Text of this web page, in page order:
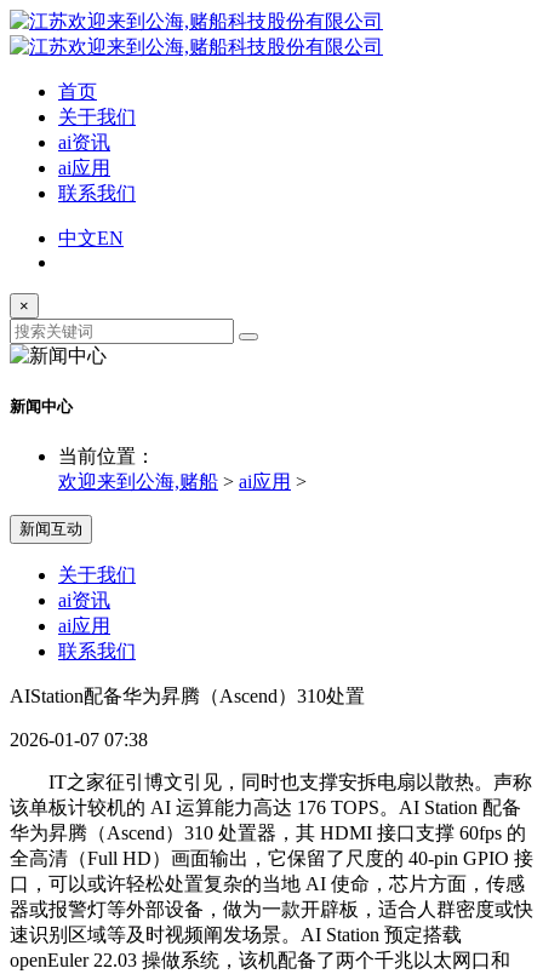
首页
关于我们
ai资讯
ai应用
联系我们
中文EN
×
新闻中心
当前位置：
欢迎来到公海,赌船 > ai应用 >
新闻互动
关于我们
ai资讯
ai应用
联系我们
AIStation配备华为昇腾（Ascend）310处置
2026-01-07 07:38
IT之家征引博文引见，同时也支撑安拆电扇以散热。声称
该单板计较机的 AI 运算能力高达 176 TOPS。AI Station 配备
华为昇腾（Ascend）310 处置器，其 HDMI 接口支撑 60fps 的
全高清（Full HD）画面输出，它保留了尺度的 40-pin GPIO 接
口，可以或许轻松处置复杂的当地 AI 使命，芯片方面，传感
器或报警灯等外部设备，做为一款开辟板，适合人群密度或快
速识别区域等及时视频阐发场景。AI Station 预定搭载
openEuler 22.03 操做系统，该机配备了两个千兆以太网口和